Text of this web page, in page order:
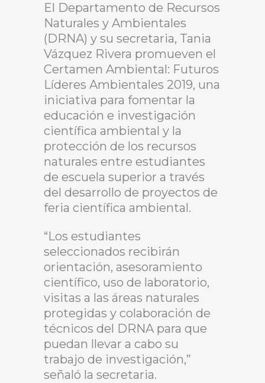
El Departamento de Recursos
Naturales y Ambientales
(DRNA) y su secretaria, Tania
Vázquez Rivera promueven el
Certamen Ambiental: Futuros
Líderes Ambientales 2019, una
iniciativa para fomentar la
educación e investigación
científica ambiental y la
protección de los recursos
naturales entre estudiantes
de escuela superior a través
del desarrollo de proyectos de
feria científica ambiental.
“Los estudiantes
seleccionados recibirán
orientación, asesoramiento
científico, uso de laboratorio,
visitas a las áreas naturales
protegidas y colaboración de
técnicos del DRNA para que
puedan llevar a cabo su
trabajo de investigación,”
señaló la secretaria.